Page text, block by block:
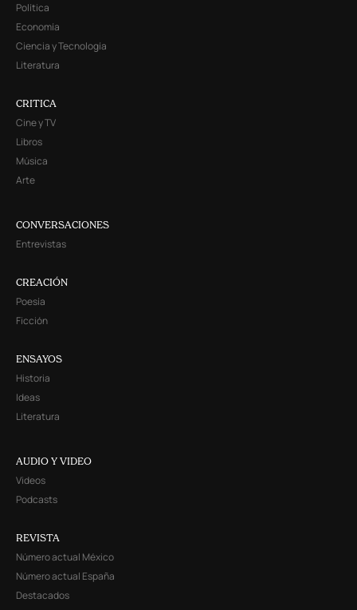
Política
Economía
Ciencia y Tecnología
Literatura
CRITICA
Cine y TV
Libros
Música
Arte
CONVERSACIONES
Entrevistas
CREACIÓN
Poesía
Ficción
ENSAYOS
Historia
Ideas
Literatura
AUDIO Y VIDEO
Videos
Podcasts
REVISTA
Número actual México
Número actual España
Destacados